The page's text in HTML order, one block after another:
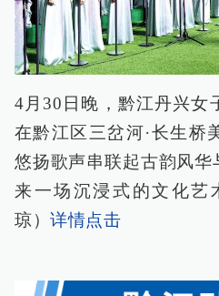
4月30日晚，黔江丹兴女
在黔江区三岔河·长生桥
悠扬歌声串联起古韵风华
来一场沉浸式的文化艺
琼）详情点击